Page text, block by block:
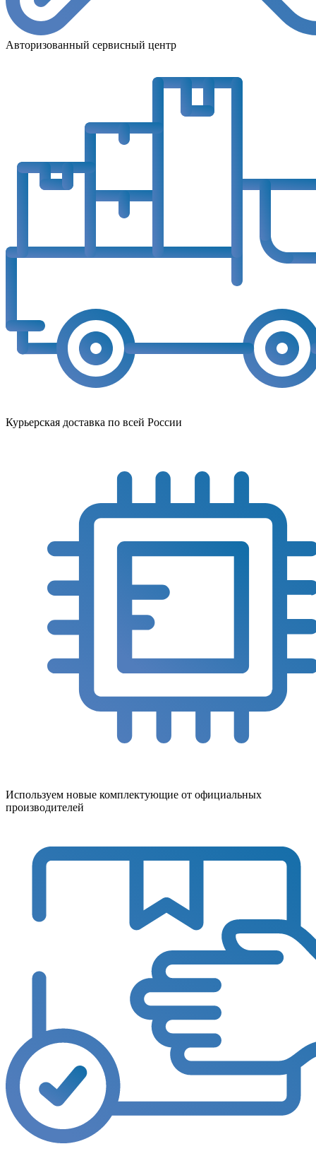
Авторизованный сервисный центр
Курьерская доставка по всей России
Используем новые комплектующие от официальных
производителей